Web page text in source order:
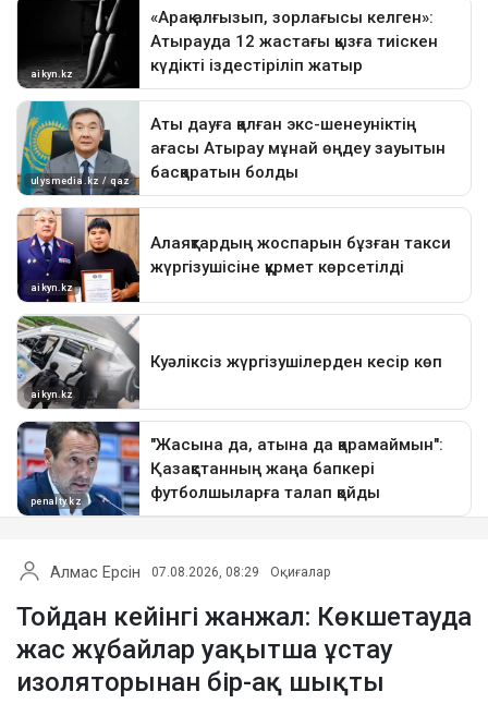
Алмас Ерсін 07.08.2026, 08:29 Оқиғалар
Тойдан кейінгі жанжал: Көкшетауда
жас жұбайлар уақытша ұстау
изоляторынан бір-ақ шықты